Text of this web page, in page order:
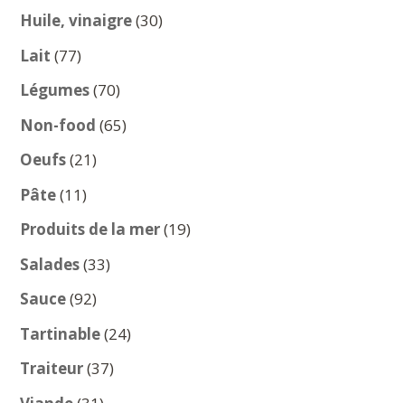
produits
Huile, vinaigre 3030
Lait 7777
produits
Légumes 7070
produits
Non-food 6565
Oeufs 2121
Pâte 1111
produits
Produits de la mer 1919
Salades 3333
Sauce 9292
produits
Tartinable 2424
Traiteur 3737